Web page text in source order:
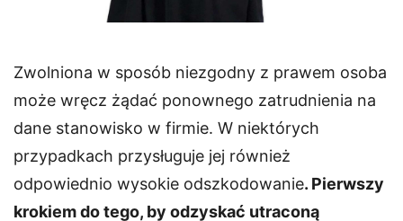
Zwolniona w sposób niezgodny z prawem osoba
może wręcz żądać ponownego zatrudnienia na
dane stanowisko w firmie. W niektórych
przypadkach przysługuje jej również
odpowiednio wysokie odszkodowanie. Pierwszy
krokiem do tego, by odzyskać utraconą